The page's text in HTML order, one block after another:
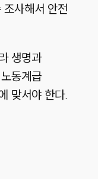
사해서 안전
생명과
동계급
맞서야 한다.